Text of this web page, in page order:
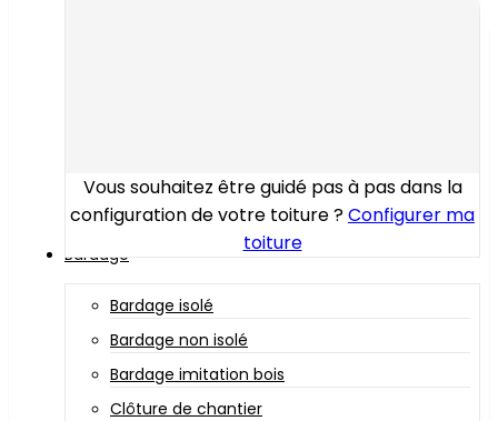
Vous souhaitez être guidé pas à pas dans la
configuration de votre toiture ?Configurer ma
toiture
Bardage
Bardage isolé
Bardage non isolé
Bardage imitation bois
Clôture de chantier